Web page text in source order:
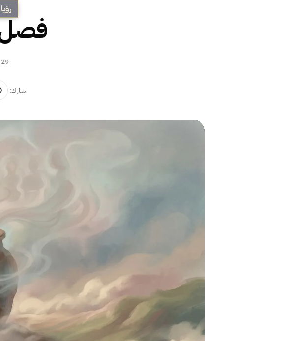
فصل
29 سبتمبر، 2019
شارك: